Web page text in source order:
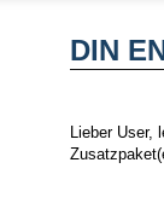
DIN
Lieber User,